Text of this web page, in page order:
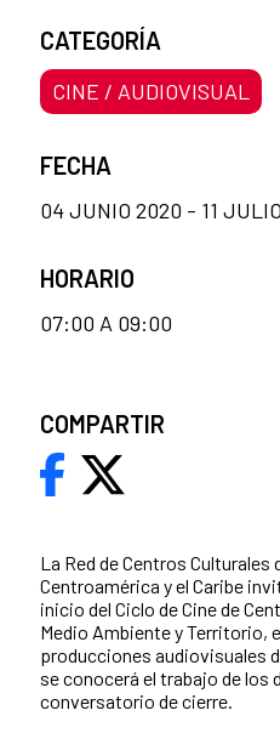
La Red de Centros Culturales
Centroamérica y el Caribe
inicio del Ciclo de Cine de
Medio Ambiente y Territorio,
producciones audiovisuales
se conocerá el trabajo de los
conversatorio de cierre.
CATEGORÍA
CINE / AUDIOVISUAL
FECHA
04 JUNIO 2020 - 11
HORARIO
07:00 A 09:00
COMPARTIR